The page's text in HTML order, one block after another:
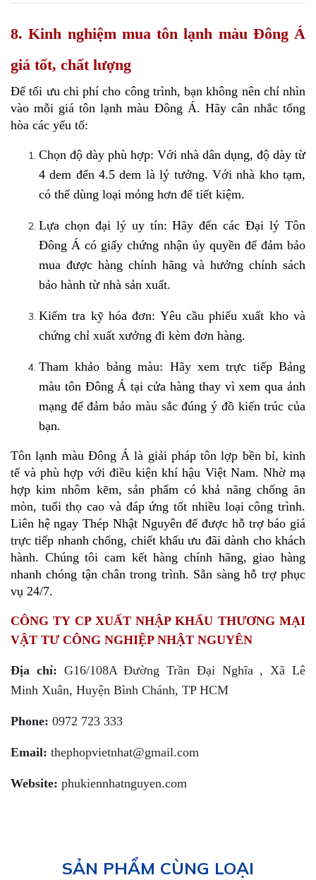
8. Kinh nghiệm mua tôn lạnh màu Đông Á
giá tốt, chất lượng
Để tối ưu chi phí cho công trình, bạn không nên chỉ nhìn
vào mỗi giá tôn lạnh màu Đông Á. Hãy cân nhắc tổng
hòa các yếu tố:
Chọn độ dày phù hợp: Với nhà dân dụng, độ dày từ
4 dem đến 4.5 dem là lý tưởng. Với nhà kho tạm,
có thể dùng loại mỏng hơn để tiết kiệm.
Lựa chọn đại lý uy tín: Hãy đến các Đại lý Tôn
Đông Á có giấy chứng nhận ủy quyền để đảm bảo
mua được hàng chính hãng và hưởng chính sách
bảo hành từ nhà sản xuất.
Kiểm tra kỹ hóa đơn: Yêu cầu phiếu xuất kho và
chứng chỉ xuất xưởng đi kèm đơn hàng.
Tham khảo bảng màu: Hãy xem trực tiếp Bảng
màu tôn Đông Á tại cửa hàng thay vì xem qua ảnh
mạng để đảm bảo màu sắc đúng ý đồ kiến trúc của
bạn.
Tôn lạnh màu Đông Á là giải pháp tôn lợp bền bỉ, kinh
tế và phù hợp với điều kiện khí hậu Việt Nam. Nhờ mạ
hợp kim nhôm kẽm, sản phẩm có khả năng chống ăn
mòn, tuổi thọ cao và đáp ứng tốt nhiều loại công trình.
Liên hệ ngay Thép Nhật Nguyên để được hỗ trợ báo giá
trực tiếp nhanh chống, chiết khấu ưu đãi dành cho khách
hành. Chúng tôi cam kết hàng chính hãng, giao hàng
nhanh chóng tận chân trong trình. Sẵn sàng hỗ trợ phục
vụ 24/7.
CÔNG TY CP XUẤT NHẬP KHẨU THƯƠNG MẠI
VẬT TƯ CÔNG NGHIỆP NHẬT NGUYÊN
Địa chỉ: G16/108A Đường Trần Đại Nghĩa , Xã Lê
Minh Xuân, Huyện Bình Chánh, TP HCM
Phone: 0972 723 333
Email: thephopvietnhat@gmail.com
Website: phukiennhatnguyen.com
SẢN PHẨM CÙNG LOẠI